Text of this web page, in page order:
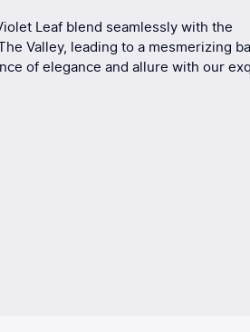
Leaf blend seamlessly with the
Valley, leading to a mesmerizing
of elegance and allure with our